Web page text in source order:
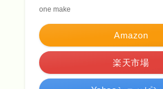
one make
Amazon
楽天市場